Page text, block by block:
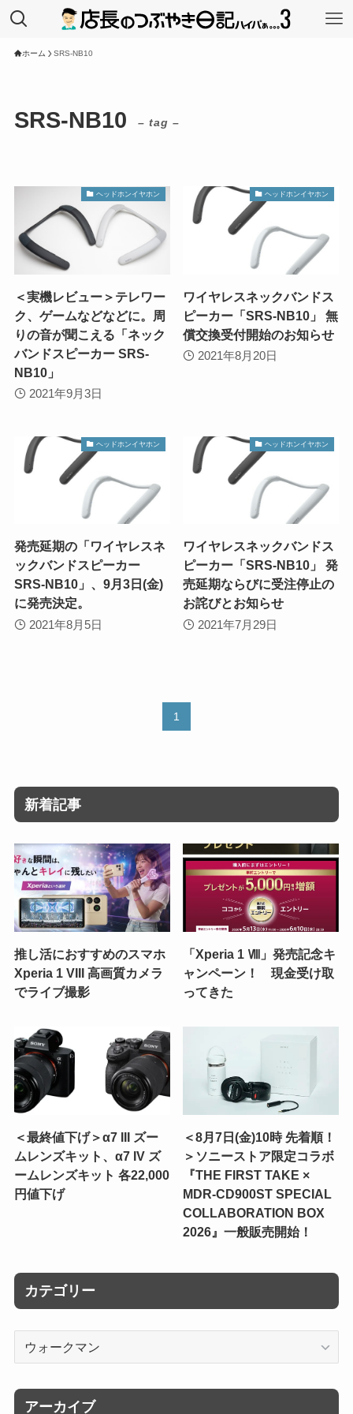
ホーム SRS-NB10
SRS-NB10 – tag –
ヘッドホンイヤホン
＜実機レビュー＞テレワー
ク、ゲームなどなどに。周
りの音が聞こえる「ネック
バンドスピーカー SRS-
NB10」
2021年9月3日
ヘッドホンイヤホン
ワイヤレスネックバンドス
ピーカー「SRS-NB10」 無
償交換受付開始のお知らせ
2021年8月20日
ヘッドホンイヤホン
発売延期の「ワイヤレスネ
ックバンドスピーカー
SRS-NB10」、9月3日(金)
に発売決定。
2021年8月5日
ヘッドホンイヤホン
ワイヤレスネックバンドス
ピーカー「SRS-NB10」 発
売延期ならびに受注停止の
お詫びとお知らせ
2021年7月29日
1
新着記事
推し活におすすめのスマホ
Xperia 1 VIII 高画質カメラ
でライブ撮影
「Xperia 1 Ⅷ」発売記念キ
ャンペーン！ 現金受け取
ってきた
＜最終値下げ＞α7 III ズー
ムレンズキット、α7 IV ズ
ームレンズキット 各22,000
円値下げ
＜8月7日(金)10時 先着順！
＞ソニーストア限定コラボ
『THE FIRST TAKE ×
MDR-CD900ST SPECIAL
COLLABORATION BOX
2026』一般販売開始！
カテゴリー
リ
アーカイブ